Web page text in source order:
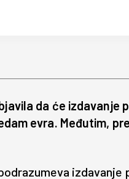
da će izdavanje
evra. Međutim,
izdavanje